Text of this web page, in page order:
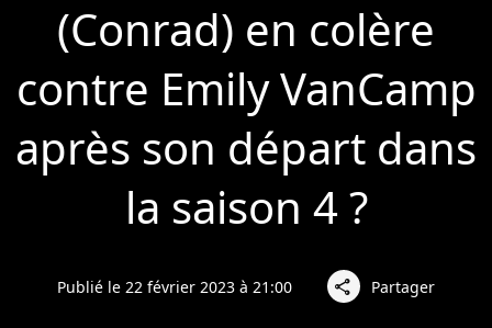
(Conrad) en colère
contre Emily VanCamp
après son départ dans
la saison 4 ?
Publié le 22 février 2023 à 21:00 share Partager